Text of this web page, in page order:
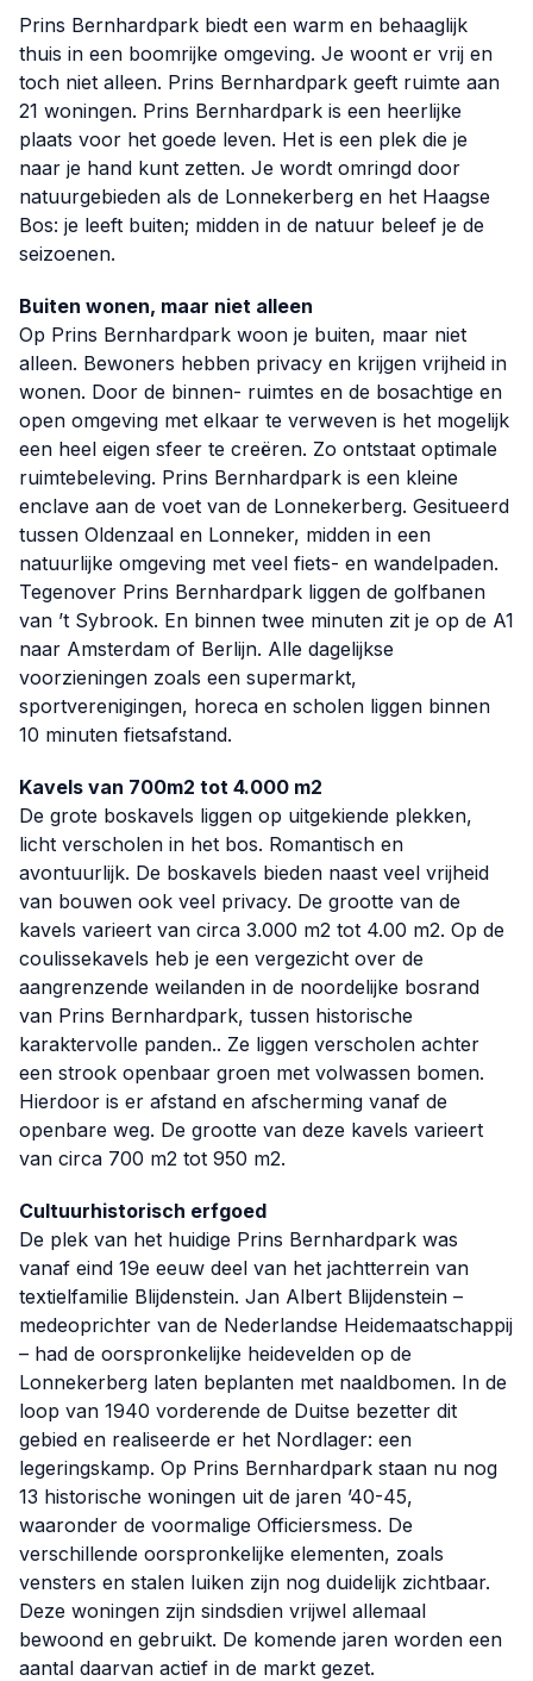
Prins Bernhardpark biedt een warm en behaaglijk
thuis in een boomrijke omgeving. Je woont er vrij en
toch niet alleen. Prins Bernhardpark geeft ruimte aan
21 woningen. Prins Bernhardpark is een heerlijke
plaats voor het goede leven. Het is een plek die je
naar je hand kunt zetten. Je wordt omringd door
natuurgebieden als de Lonnekerberg en het Haagse
Bos: je leeft buiten; midden in de natuur beleef je de
seizoenen.
Buiten wonen, maar niet alleen
Op Prins Bernhardpark woon je buiten, maar niet
alleen. Bewoners hebben privacy en krijgen vrijheid in
wonen. Door de binnen- ruimtes en de bosachtige en
open omgeving met elkaar te verweven is het mogelijk
een heel eigen sfeer te creëren. Zo ontstaat optimale
ruimtebeleving. Prins Bernhardpark is een kleine
enclave aan de voet van de Lonnekerberg. Gesitueerd
tussen Oldenzaal en Lonneker, midden in een
natuurlijke omgeving met veel fiets- en wandelpaden.
Tegenover Prins Bernhardpark liggen de golfbanen
van ’t Sybrook. En binnen twee minuten zit je op de A1
naar Amsterdam of Berlijn. Alle dagelijkse
voorzieningen zoals een supermarkt,
sportverenigingen, horeca en scholen liggen binnen
10 minuten fietsafstand.
Kavels van 700m2 tot 4.000 m2
De grote boskavels liggen op uitgekiende plekken,
licht verscholen in het bos. Romantisch en
avontuurlijk. De boskavels bieden naast veel vrijheid
van bouwen ook veel privacy. De grootte van de
kavels varieert van circa 3.000 m2 tot 4.00 m2. Op de
coulissekavels heb je een vergezicht over de
aangrenzende weilanden in de noordelijke bosrand
van Prins Bernhardpark, tussen historische
karaktervolle panden.. Ze liggen verscholen achter
een strook openbaar groen met volwassen bomen.
Hierdoor is er afstand en afscherming vanaf de
openbare weg. De grootte van deze kavels varieert
van circa 700 m2 tot 950 m2.
Cultuurhistorisch erfgoed
De plek van het huidige Prins Bernhardpark was
vanaf eind 19e eeuw deel van het jachtterrein van
textielfamilie Blijdenstein. Jan Albert Blijdenstein –
medeoprichter van de Nederlandse Heidemaatschappij
– had de oorspronkelijke heidevelden op de
Lonnekerberg laten beplanten met naaldbomen. In de
loop van 1940 vorderende de Duitse bezetter dit
gebied en realiseerde er het Nordlager: een
legeringskamp. Op Prins Bernhardpark staan nu nog
13 historische woningen uit de jaren ’40-45,
waaronder de voormalige Officiersmess. De
verschillende oorspronkelijke elementen, zoals
vensters en stalen luiken zijn nog duidelijk zichtbaar.
Deze woningen zijn sindsdien vrijwel allemaal
bewoond en gebruikt. De komende jaren worden een
aantal daarvan actief in de markt gezet.